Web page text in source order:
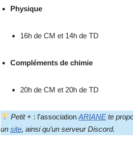
Physique
16h de CM et 14h de TD
Compléments de chimie
20h de CM et 20h de TD
Petit+ : l’associationARIANE te
unsite, ainsi qu’un serveur Discord.